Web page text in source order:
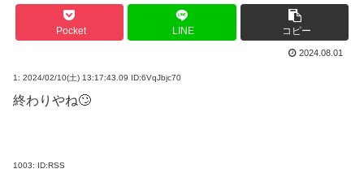
Pocket LINE コピー
2024.08.01
1: 2024/02/10(土) 13:17:43.09 ID:6VqJbjc70
終わりやね🙄
1003: ID:RSS